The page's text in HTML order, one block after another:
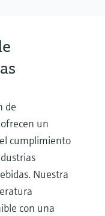
de
un
cumplimiento
Nuestra
con una